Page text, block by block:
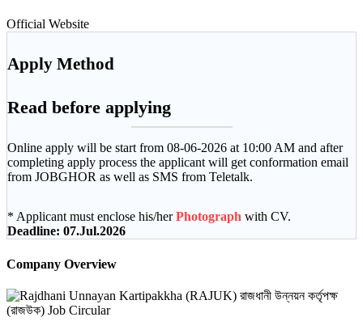
Official Website
Apply Method
Read before applying
Online apply will be start from 08-06-2026 at 10:00 AM and after
completing apply process the applicant will get conformation email
from JOBGHOR as well as SMS from Teletalk.
* Applicant must enclose his/herPhotograph with CV.
Deadline: 07.Jul.2026
Company Overview